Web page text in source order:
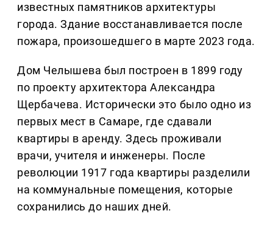
известных памятников архитектуры
города. Здание восстанавливается после
пожара, произошедшего в марте 2023 года.
Дом Челышева был построен в 1899 году
по проекту архитектора Александра
Щербачева. Исторически это было одно из
первых мест в Самаре, где сдавали
квартиры в аренду. Здесь проживали
врачи, учителя и инженеры. После
революции 1917 года квартиры разделили
на коммунальные помещения, которые
сохранились до наших дней.